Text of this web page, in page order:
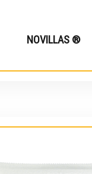
NOVILLAS ®